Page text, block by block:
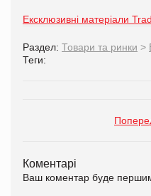
Ексклюзивні матеріали
Раздел: Товари та ринки >
Теги:
Коментарі
Ваш коментар буде